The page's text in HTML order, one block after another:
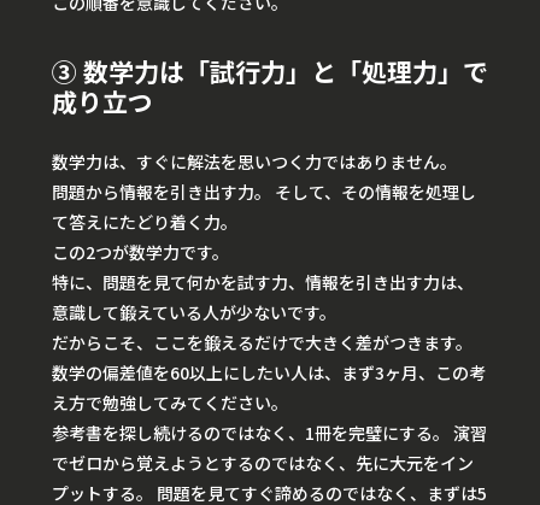
③ 数学力は「試行力」と「処理力」で
成り立つ
数学力は、すぐに解法を思いつく力ではありません。
問題から情報を引き出す力。 そして、その情報を処理し
て答えにたどり着く力。
この2つが数学力です。
特に、問題を見て何かを試す力、情報を引き出す力は、
意識して鍛えている人が少ないです。
だからこそ、ここを鍛えるだけで大きく差がつきます。
数学の偏差値を60以上にしたい人は、まず3ヶ月、この考
え方で勉強してみてください。
参考書を探し続けるのではなく、1冊を完璧にする。 演習
でゼロから覚えようとするのではなく、先に大元をイン
プットする。 問題を見てすぐ諦めるのではなく、まずは5